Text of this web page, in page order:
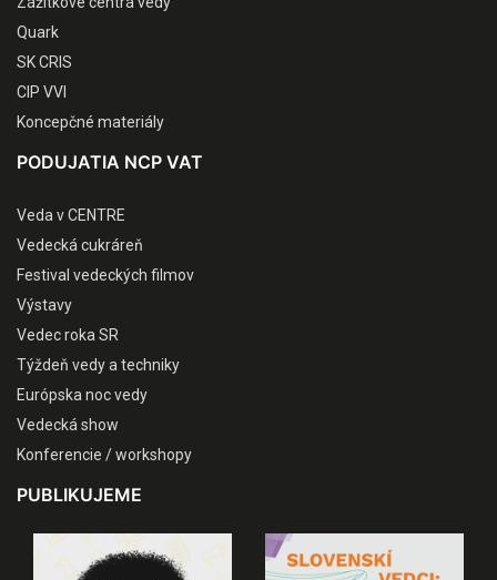
Quark
SK CRIS
CIP VVI
Koncepčné materiály
PODUJATIA NCP VAT
Veda v CENTRE
Vedecká cukráreň
Festival vedeckých filmov
Výstavy
Vedec roka SR
Týždeň vedy a techniky
Európska noc vedy
Vedecká show
Konferencie / workshopy
PUBLIKUJEME